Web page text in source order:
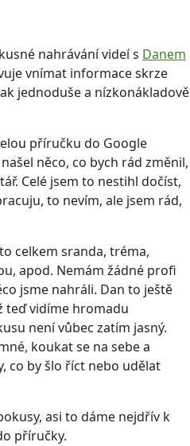
nahrávání videí s Danem
vnímat informace skrze
jednoduše a nízkonákladově
příručku do Google
něco, co bych rád změnil,
Celé jsem to nestihl dočíst,
to nevím, ale jsem rád,
celkem sranda, tréma,
apod. Nemám žádné profi
jsme nahráli. Dan to ještě
teď vidíme hromadu
není vůbec zatím jasný.
koukat se na sebe a
co by šlo říct nebo udělat
asi to dáme nejdřív k
příručky.